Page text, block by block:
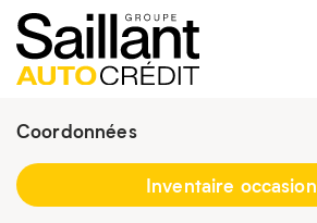
Coordonnées
Fermé : Ouverture-
Inventaire occasion